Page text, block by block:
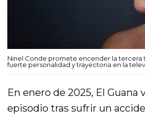
Ninel Conde promete encender la tercera
fuerte personalidad y trayectoria en la
En enero de 2025, El Guana
episodio tras sufrir un